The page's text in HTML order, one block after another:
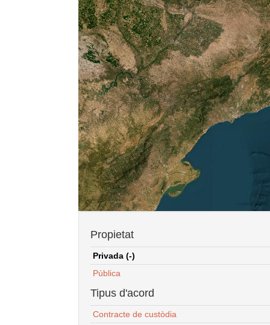
Propietat
Privada (-)
Pública
Tipus d'acord
Contracte de custòdia